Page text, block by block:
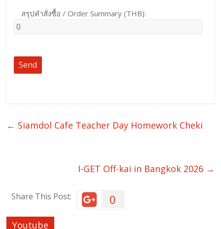
สรุปคำสั่งซื้อ / Order Summary (THB):
← Siamdol Cafe Teacher Day Homework Cheki
I-GET Off-kai in Bangkok 2026 →
Share This Post: 0
Youtube